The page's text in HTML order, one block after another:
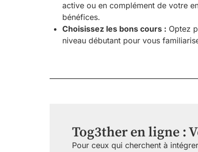
active ou en complément de votre
bénéfices.
Choisissez les bons cours : Optez
niveau débutant pour vous
Tog3ther en ligne :
Pour ceux qui cherchent à